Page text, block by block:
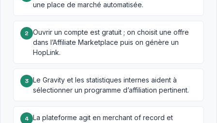
une place de marché automatisée.
2
Ouvrir un compte est gratuit ; on choisit une offre
dans l’Affiliate Marketplace puis on génère un
HopLink.
3 Le Gravity et les statistiques internes aident à
sélectionner un programme d’affiliation pertinent.
4 La plateforme agit en merchant of record et